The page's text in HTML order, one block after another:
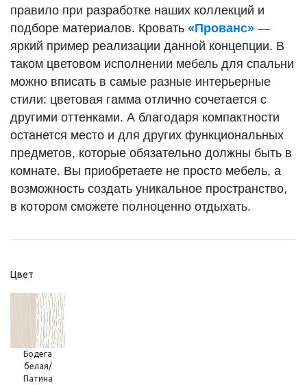
правило при разработке наших коллекций и
подборе материалов. Кровать «Прованс» —
яркий пример реализации данной концепции. В
таком цветовом исполнении мебель для спальни
можно вписать в самые разные интерьерные
стили: цветовая гамма отлично сочетается с
другими оттенками. А благодаря компактности
останется место и для других функциональных
предметов, которые обязательно должны быть в
комнате. Вы приобретаете не просто мебель, а
возможность создать уникальное пространство,
в котором сможете полноценно отдыхать.
Цвет
Бодега
белая/
Патина